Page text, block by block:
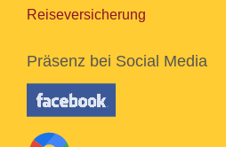
Reiseversicherung
Präsenz bei Social Media